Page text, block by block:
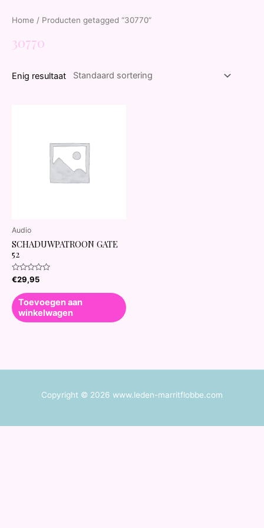
Home / Producten getagged “30770”
30770
Enig resultaat
Audio
SCHADUWPATROON GATE
52
Waardering
0
5
€29,95
Toevoegen aan
winkelwagen
Copyright © 2026 www.leden-marritflobbe.com